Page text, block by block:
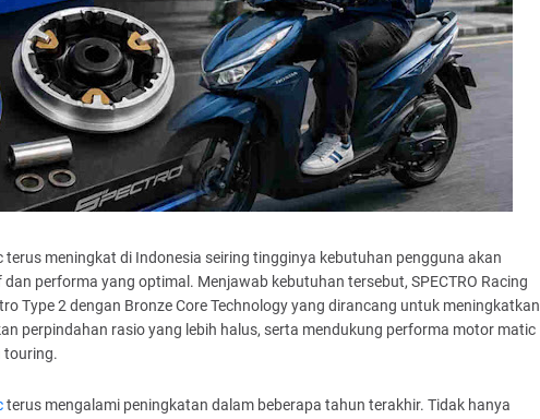
terus meningkat di Indonesia seiring tingginya kebutuhan pengguna akan
performa yang optimal. Menjawab kebutuhan tersebut, SPECTRO Racing
Type 2 dengan Bronze Core Technology yang dirancang untuk meningkatkan
perpindahan rasio yang lebih halus, serta mendukung performa motor matic
touring.
terus mengalami peningkatan dalam beberapa tahun terakhir. Tidak hanya